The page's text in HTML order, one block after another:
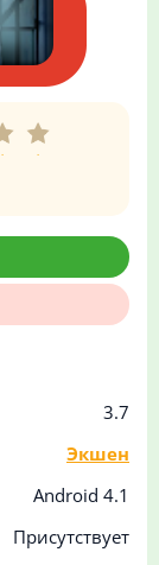
3.7
Экшен
Android 4.1
Присутствует